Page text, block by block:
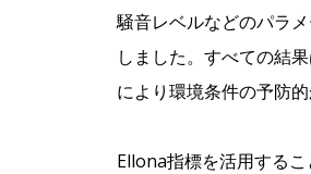
騒音レベルなどのパラ
しました。すべての結
により環境条件の予防
Ellona指標を活用する